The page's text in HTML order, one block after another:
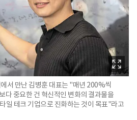
서 만난 김병훈 대표는 "매년 200%씩
다 중요한 건 혁신적인 변화의 결과물을
일 테크 기업으로 진화하는 것이 목표"라고